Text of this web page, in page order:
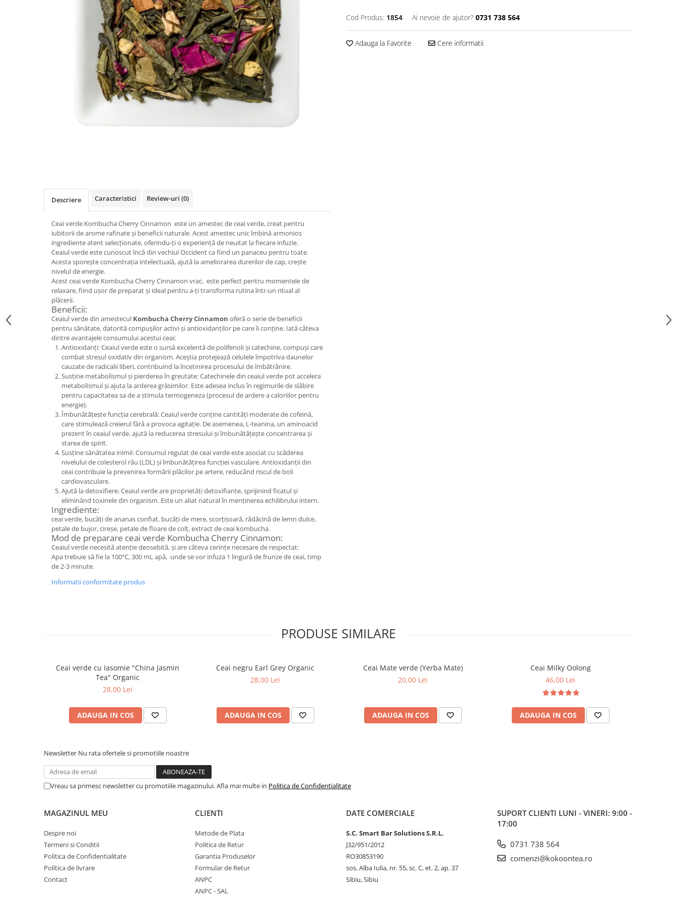
Cod Produs: 1854 Ai nevoie de ajutor? 0731 738 564
Adauga la Favorite Cere informatii
Descriere Caracteristici Review-uri (0)
Ceai verde Kombucha Cherry Cinnamon este un amestec de ceai verde, creat pentru
iubitorii de arome rafinate și beneficii naturale. Acest amestec unic îmbină armonios
ingrediente atent selecționate, oferindu-ți o experiență de neuitat la fiecare infuzie.
Ceaiul verde este cunoscut încă din vechiul Occident ca fiind un panaceu pentru toate.
Acesta sporește concentrația intelectuală, ajută la ameliorarea durerilor de cap, crește
nivelul de energie.
Acest ceai verde Kombucha Cherry Cinnamon vrac, este perfect pentru momentele de
relaxare, fiind ușor de preparat și ideal pentru a-ți transforma rutina într-un ritual al
plăcerii.
Beneficii:
Ceaiul verde din amestecul Kombucha Cherry Cinnamon oferă o serie de beneficii
pentru sănătate, datorită compușilor activi și antioxidanților pe care îi conține. Iată câteva
dintre avantajele consumului acestui ceai:
Antioxidanți: Ceaiul verde este o sursă excelentă de polifenoli și catechine, compuși care
combat stresul oxidativ din organism. Aceștia protejează celulele împotriva daunelor
cauzate de radicalii liberi, contribuind la încetinirea procesului de îmbătrânire.
Susține metabolismul și pierderea în greutate: Catechinele din ceaiul verde pot accelera
metabolismul și ajuta la arderea grăsimilor. Este adesea inclus în regimurile de slăbire
pentru capacitatea sa de a stimula termogeneza (procesul de ardere a caloriilor pentru
energie).
Îmbunătățește funcția cerebrală: Ceaiul verde conține cantități moderate de cofeină,
care stimulează creierul fără a provoca agitație. De asemenea, L-teanina, un aminoacid
prezent în ceaiul verde, ajută la reducerea stresului și îmbunătățește concentrarea și
starea de spirit.
Susține sănătatea inimii: Consumul regulat de ceai verde este asociat cu scăderea
nivelului de colesterol rău (LDL) și îmbunătățirea funcției vasculare. Antioxidanții din
ceai contribuie la prevenirea formării plăcilor pe artere, reducând riscul de boli
cardiovasculare.
Ajută la detoxifiere: Ceaiul verde are proprietăți detoxifiante, sprijinind ficatul și
eliminând toxinele din organism. Este un aliat natural în menținerea echilibrului intern.
Ingrediente:
ceai verde, bucăți de ananas confiat, bucăți de mere, scorțișoară, rădăcină de lemn dulce,
petale de bujor, cireșe, petale de floare de colț, extract de ceai kombucha.
Mod de preparare ceai verde Kombucha Cherry Cinnamon:
Ceaiul verde necesită atenție deosebită, și are câteva cerințe necesare de respectat:
Apa trebuie să fie la 100ºC, 300 mL apă, unde se vor infuza 1 lingură de frunze de ceai, timp
de 2-3 minute.
Informatii conformitate produs
PRODUSE SIMILARE
Ceai verde cu Iasomie "China Jasmin
Tea" Organic
28,00 Lei
ADAUGA IN COS
Ceai negru Earl Grey Organic
28,00 Lei
ADAUGA IN COS
Ceai Mate verde (Yerba Mate)
20,00 Lei
ADAUGA IN COS
Ceai Milky Oolong
46,00 Lei
ADAUGA IN COS
Newsletter Nu rata ofertele si promotiile noastre
Vreau sa primesc newsletter cu promotiile magazinului. Afla mai multe in Politica de Confidentialitate
MAGAZINUL MEU
Despre noi
Termeni si Conditii
Politica de Confidentialitate
Politica de livrare
Contact
CLIENTI
Metode de Plata
Politica de Retur
Garantia Produselor
Formular de Retur
ANPC
ANPC - SAL
DATE COMERCIALE
S.C. Smart Bar Solutions S.R.L.
J32/951/2012
RO30853190
sos. Alba Iulia, nr. 55, sc. C, et. 2, ap. 37
Sibiu, Sibiu
SUPORT CLIENTI LUNI - VINERI: 9:00 -
17:00
0731 738 564
comenzi@kokoontea.ro